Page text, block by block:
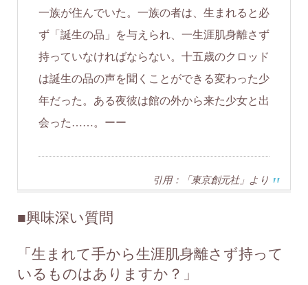
一族が住んでいた。一族の者は、生まれると必
ず「誕生の品」を与えられ、一生涯肌身離さず
持っていなければならない。十五歳のクロッド
は誕生の品の声を聞くことができる変わった少
年だった。ある夜彼は館の外から来た少女と出
会った……。ーー
引用：「東京創元社」より
■興味深い質問
「生まれて手から生涯肌身離さず持って
いるものはありますか？」